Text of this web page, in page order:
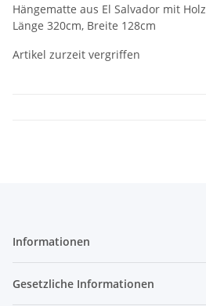
Hängematte aus El Salvador mit Holz
Länge 320cm, Breite 128cm
Artikel zurzeit vergriffen
Informationen
Gesetzliche Informationen